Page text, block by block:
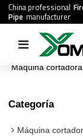
China professional
Pipe manufacturer
todos /
Máquina
Categoría
Máquina